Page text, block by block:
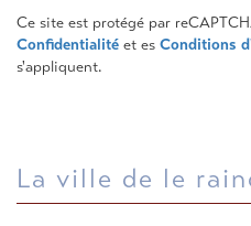
Ce site est protégé par
Confidentialité et es Conditions
s'appliquent.
la ville de le